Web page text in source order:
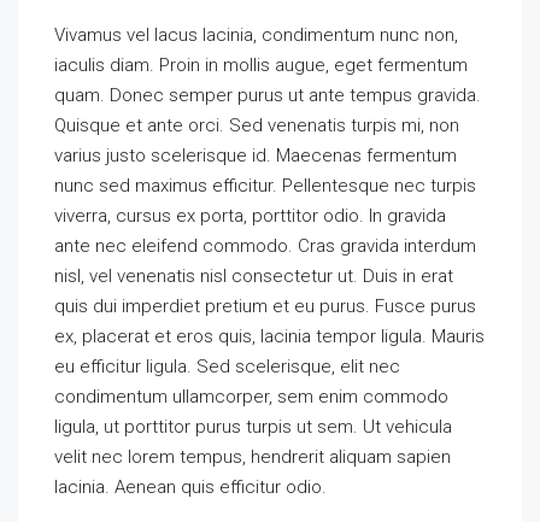
Vivamus vel lacus lacinia, condimentum nunc non,
iaculis diam. Proin in mollis augue, eget fermentum
quam. Donec semper purus ut ante tempus gravida.
Quisque et ante orci. Sed venenatis turpis mi, non
varius justo scelerisque id. Maecenas fermentum
nunc sed maximus efficitur. Pellentesque nec turpis
viverra, cursus ex porta, porttitor odio. In gravida
ante nec eleifend commodo. Cras gravida interdum
nisl, vel venenatis nisl consectetur ut. Duis in erat
quis dui imperdiet pretium et eu purus. Fusce purus
ex, placerat et eros quis, lacinia tempor ligula. Mauris
eu efficitur ligula. Sed scelerisque, elit nec
condimentum ullamcorper, sem enim commodo
ligula, ut porttitor purus turpis ut sem. Ut vehicula
velit nec lorem tempus, hendrerit aliquam sapien
lacinia. Aenean quis efficitur odio.